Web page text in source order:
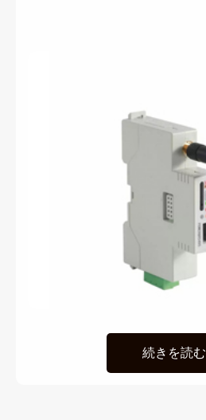
続きを読む